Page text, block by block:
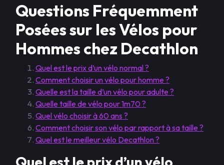
Questions Fréquemment
Posées sur les Vélos pour
Hommes chez Decathlon
Quel est le prix d’un vélo normal ?
Comment choisir un vélo pour homme ?
Quelle est la taille d’un vélo pour adulte ?
Quelle taille de vélo pour 1m70 ?
Quel vélo choisir à 60 ans ?
Comment choisir son vélo par rapport à sa taille ?
Quel est le meilleur vélo Decathlon ?